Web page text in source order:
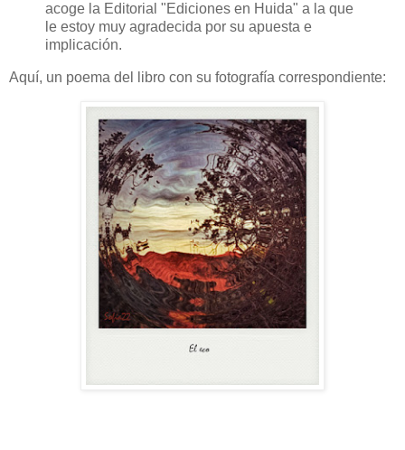
acoge la Editorial "Ediciones en Huida" a la que
le estoy muy agradecida por su apuesta e
implicación.
Aquí, un poema del libro con su fotografía correspondiente: